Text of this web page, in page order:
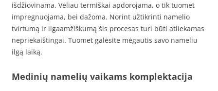
išdžiovinama. Vėliau termiškai apdorojama, o tik tuomet
impregnuojama, bei dažoma. Norint užtikrinti namelio
tvirtumą ir ilgaamžiškumą šis procesas turi būti atliekamas
nepriekaištingai. Tuomet galėsite mėgautis savo nameliu
ilgą laiką.
Medinių namelių vaikams komplektacija